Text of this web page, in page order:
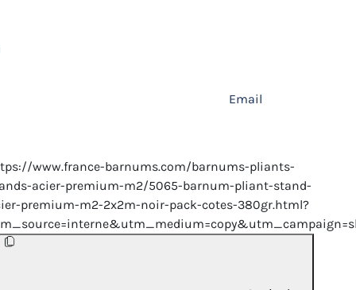
Email
www.france-barnums.com/barnums-pliants-
acier-premium-m2/5065-barnum-pliant-stand-
premium-m2-2x2m-noir-pack-cotes-380gr.html?